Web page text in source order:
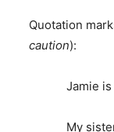
Quotation
caution):
Jamie
My